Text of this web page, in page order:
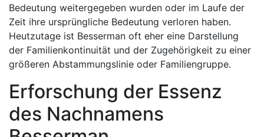
Bedeutung weitergegeben wurden oder im Laufe der
Zeit ihre ursprüngliche Bedeutung verloren haben.
Heutzutage ist Besserman oft eher eine Darstellung
der Familienkontinuität und der Zugehörigkeit zu einer
größeren Abstammungslinie oder Familiengruppe.
Erforschung der Essenz
des Nachnamens